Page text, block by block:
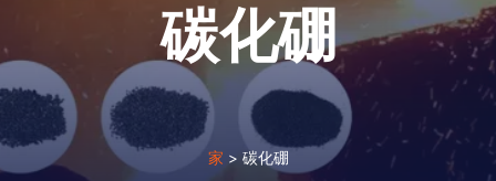
碳化硼
家 > 碳化硼